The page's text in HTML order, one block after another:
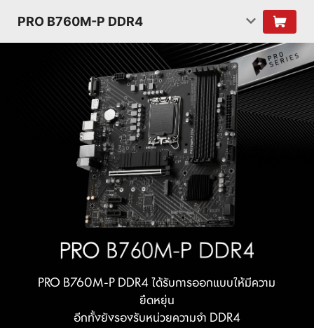
PRO B760M-P DDR4
PRO B760M-P DDR4 ได้รับการออกแบบให้มีความ
ยืดหยุ่น
อีกทั้งยังรองรับหน่วยความจำ DDR4